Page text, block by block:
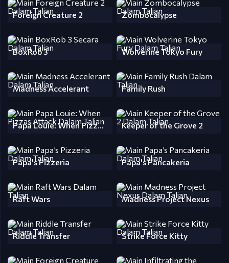
Foreign Creature 2 Zombocalypse
BoxRob 3 Wolverine Tokyo Fury
Madness Accelerant Family Rush
Papa Louie: When Pizzas Attack Keeper of the Grove 2
Papa's Pizzeria Papa's Pancakeria
Raft Wars Madness Project Nexus
Riddle Transfer Strike Force Kitty